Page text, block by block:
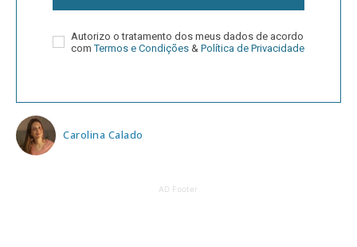
Autorizo o tratamento dos meus dados de acordo
comTermos e Condições & Política de Privacidade
Carolina Calado
AD Footer